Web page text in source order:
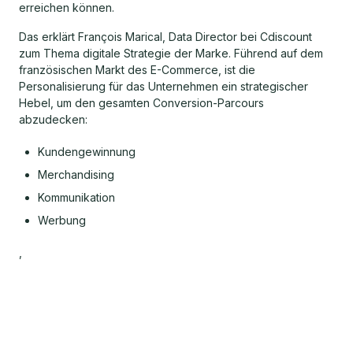
erreichen können.
Das erklärt François Marical, Data Director bei Cdiscount
zum Thema digitale Strategie der Marke. Führend auf dem
französischen Markt des E-Commerce, ist die
Personalisierung für das Unternehmen ein strategischer
Hebel, um den gesamten Conversion-Parcours
abzudecken:
Kundengewinnung
Merchandising
Kommunikation
Werbung